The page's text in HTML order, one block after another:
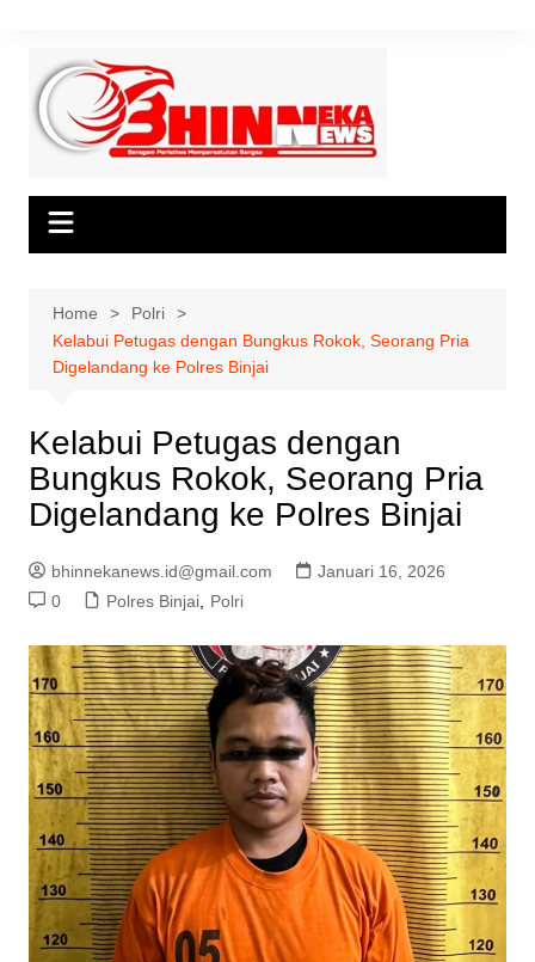
content
Home
Polri
Kelabui Petugas dengan Bungkus Rokok, Seorang Pria
Digelandang ke Polres Binjai
Kelabui Petugas dengan
Bungkus Rokok, Seorang Pria
Digelandang ke Polres Binjai
bhinnekanews.id@gmail.com
Januari 16, 2026
0
Polres Binjai, Polri